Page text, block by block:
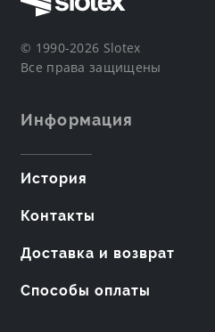
© 1990-2026 Slotex
Все права защищены
Информация
История
Контакты
Доставка и возврат
Способы оплаты